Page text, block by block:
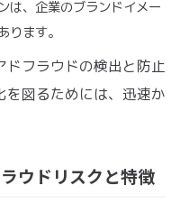
は、企業のブランドイメー
ります。
ドフラウドの検出と防止
を図るためには、迅速か
ウドリスクと特徴